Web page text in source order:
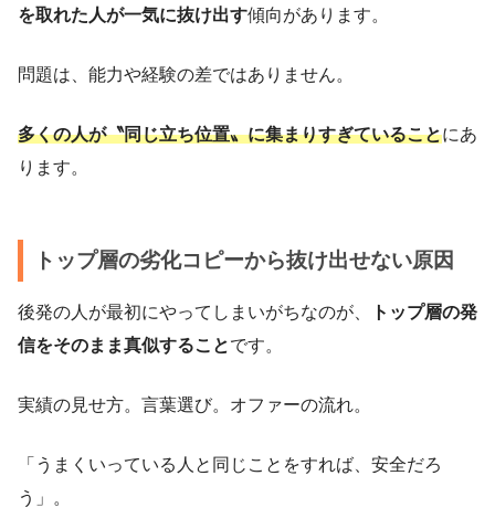
を取れた人が一気に抜け出す傾向があります。
問題は、能力や経験の差ではありません。
多くの人が〝同じ立ち位置〟に集まりすぎていることにあ
ります。
トップ層の劣化コピーから抜け出せない原因
後発の人が最初にやってしまいがちなのが、
トップ層の発
信をそのまま真似することです。
実績の見せ方。言葉選び。オファーの流れ。
「うまくいっている人と同じことをすれば、安全だろ
う」。